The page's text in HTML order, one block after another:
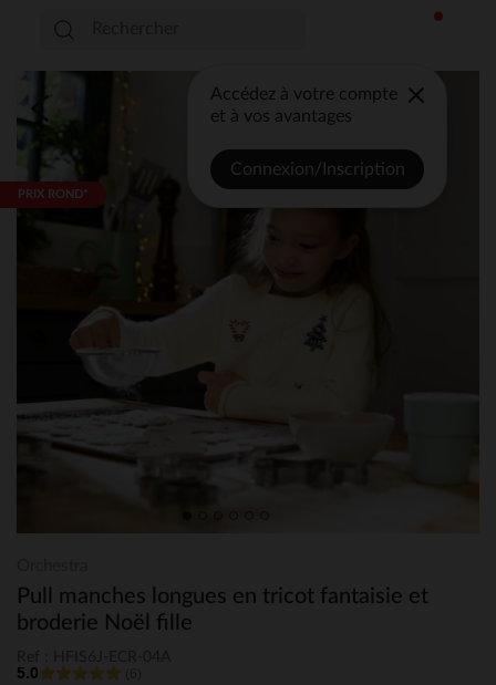
Accédez à votre compte
et à vos avantages
Connexion/Inscription
PRIX ROND*
Pull manches longues en tricot fantaisie et
broderie Noël fille
5.0